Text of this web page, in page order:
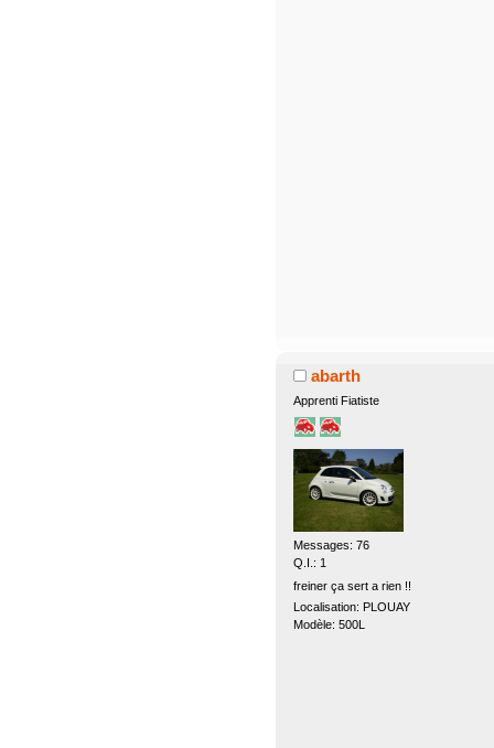
abarth
Apprenti Fiatiste
Messages: 76
Q.I.: 1
freiner ça sert a rien !!
Localisation: PLOUAY
Modèle: 500L